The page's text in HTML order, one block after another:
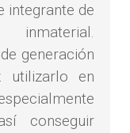
integrante de
generación
utilizarlo en
conseguir